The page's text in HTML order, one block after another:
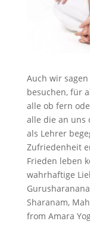
Auch wir sagen
besuchen, für
alle ob fern
alle die an uns
als Lehrer
Zufriedenheit
Frieden leben
wahrhaftige
Sharanam,
from Amara